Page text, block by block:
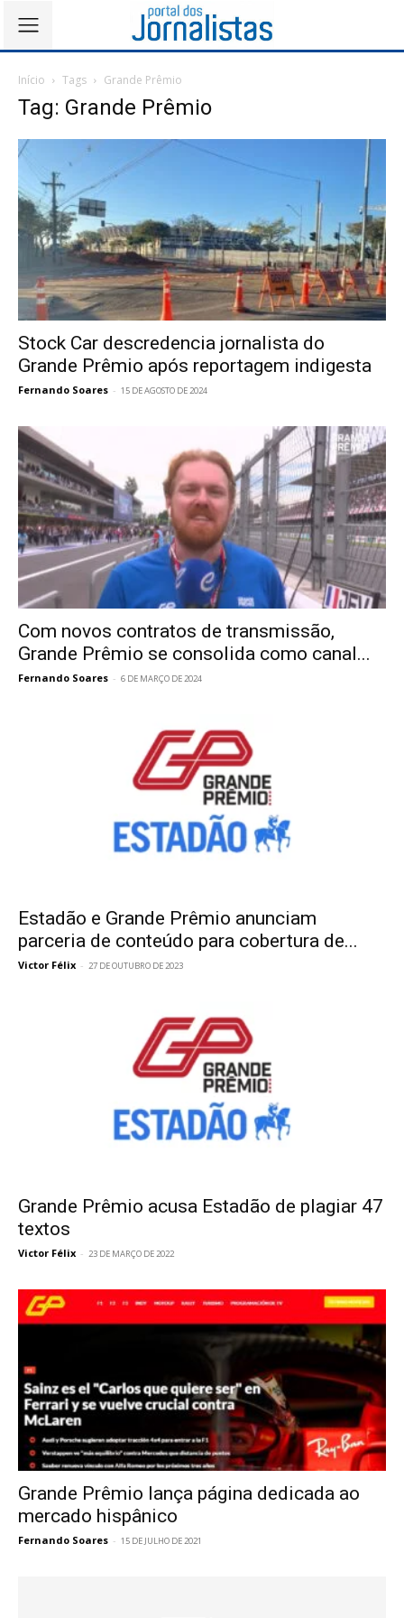
Início Tags Grande Prêmio
Tag: Grande Prêmio
Stock Car descredencia jornalista do
Grande Prêmio após reportagem indigesta
Fernando Soares - 15 DE AGOSTO DE 2024
Com novos contratos de transmissão,
Grande Prêmio se consolida como canal...
Fernando Soares - 6 DE MARÇO DE 2024
Estadão e Grande Prêmio anunciam
parceria de conteúdo para cobertura de...
Victor Félix - 27 DE OUTUBRO DE 2023
Grande Prêmio acusa Estadão de plagiar 47
textos
Victor Félix - 23 DE MARÇO DE 2022
Grande Prêmio lança página dedicada ao
mercado hispânico
Fernando Soares - 15 DE JULHO DE 2021